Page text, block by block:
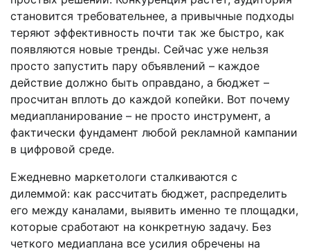
становится требовательнее, а привычные подходы
теряют эффективность почти так же быстро, как
появляются новые тренды. Сейчас уже нельзя
просто запустить пару объявлений – каждое
действие должно быть оправдано, а бюджет –
просчитан вплоть до каждой копейки. Вот почему
медиапланирование – не просто инструмент, а
фактически фундамент любой рекламной кампании
в цифровой среде.
Ежедневно маркетологи сталкиваются с
дилеммой: как рассчитать бюджет, распределить
его между каналами, выявить именно те площадки,
которые сработают на конкретную задачу. Без
четкого медиаплана все усилия обречены на